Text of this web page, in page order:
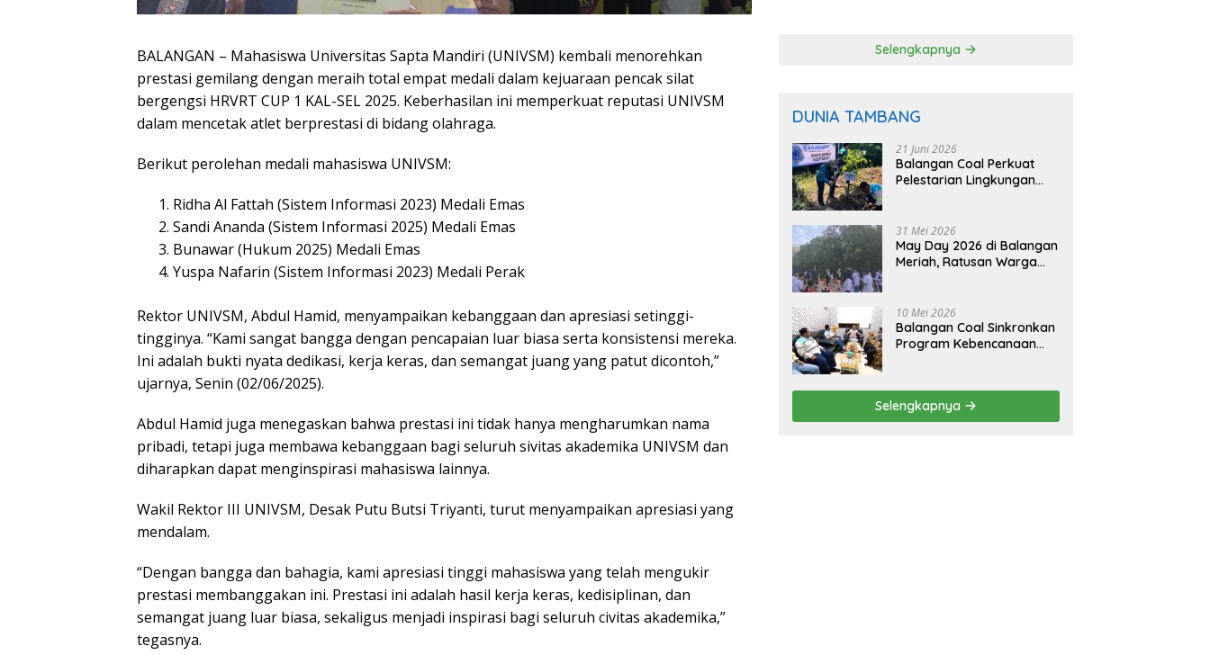
BALANGAN – Mahasiswa Universitas Sapta Mandiri (UNIVSM) kembali menorehkan
prestasi gemilang dengan meraih total empat medali dalam kejuaraan pencak silat
bergengsi HRVRT CUP 1 KAL-SEL 2025. Keberhasilan ini memperkuat reputasi UNIVSM
dalam mencetak atlet berprestasi di bidang olahraga.
Berikut perolehan medali mahasiswa UNIVSM:
Ridha Al Fattah (Sistem Informasi 2023) Medali Emas
Sandi Ananda (Sistem Informasi 2025) Medali Emas
Bunawar (Hukum 2025) Medali Emas
Yuspa Nafarin (Sistem Informasi 2023) Medali Perak
Rektor UNIVSM, Abdul Hamid, menyampaikan kebanggaan dan apresiasi setinggi-
tingginya. “Kami sangat bangga dengan pencapaian luar biasa serta konsistensi mereka.
Ini adalah bukti nyata dedikasi, kerja keras, dan semangat juang yang patut dicontoh,”
ujarnya, Senin (02/06/2025).
Abdul Hamid juga menegaskan bahwa prestasi ini tidak hanya mengharumkan nama
pribadi, tetapi juga membawa kebanggaan bagi seluruh sivitas akademika UNIVSM dan
diharapkan dapat menginspirasi mahasiswa lainnya.
Wakil Rektor III UNIVSM, Desak Putu Butsi Triyanti, turut menyampaikan apresiasi yang
mendalam.
“Dengan bangga dan bahagia, kami apresiasi tinggi mahasiswa yang telah mengukir
prestasi membanggakan ini. Prestasi ini adalah hasil kerja keras, kedisiplinan, dan
semangat juang luar biasa, sekaligus menjadi inspirasi bagi seluruh civitas akademika,”
tegasnya.
Selengkapnya
DUNIA TAMBANG
21 Juni 2026
Balangan Coal Perkuat
Pelestarian Lingkungan
31 Mei 2026
May Day 2026 di Balangan
Meriah, Ratusan Warga
10 Mei 2026
Balangan Coal Sinkronkan
Program Kebencanaan
Selengkapnya